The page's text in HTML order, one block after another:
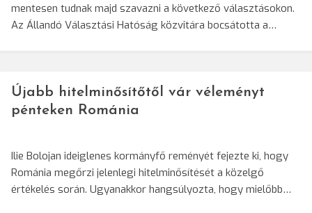
mentesen tudnak majd szavazni a következő választásokon.
Az Állandó Választási Hatóság közvitára bocsátotta a…
Újabb hitelminősítőtől vár véleményt
pénteken Románia
Ilie Bolojan ideiglenes kormányfő reményét fejezte ki, hogy
Románia megőrzi jelenlegi hitelminősítését a közelgő
értékelés során. Ugyanakkor hangsúlyozta, hogy mielőbb…